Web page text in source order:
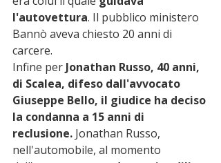
l'autovettura. Il pubblico ministero
Bannò aveva chiesto 20 anni di
carcere.
Infine per Jonathan Russo, 40 anni,
di Scalea, difeso dall'avvocato
Giuseppe Bello, il giudice ha deciso
la condanna a 15 anni di
reclusione. Jonathan Russo,
nell'automobile, al momento